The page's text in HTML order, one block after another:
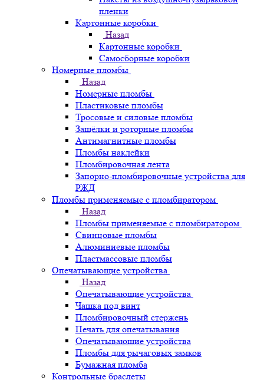
пленки
Картонные коробки
Назад
Картонные коробки
Самосборные коробки
Номерные пломбы
Назад
Номерные пломбы
Пластиковые пломбы
Тросовые и силовые пломбы
Защёлки и роторные пломбы
Антимагнитные пломбы
Пломбы наклейки
Пломбировочная лента
Запорно-пломбировочные устройства для
РЖД
Пломбы применяемые с пломбиратором
Назад
Пломбы применяемые с пломбиратором
Свинцовые пломбы
Алюминиевые пломбы
Пластмассовые пломбы
Опечатывающие устройства
Назад
Опечатывающие устройства
Чашка под винт
Пломбировочный стержень
Печать для опечатывания
Опечатывающие устройства
Пломбы для рычаговых замков
Бумажная пломба
Контрольные браслеты